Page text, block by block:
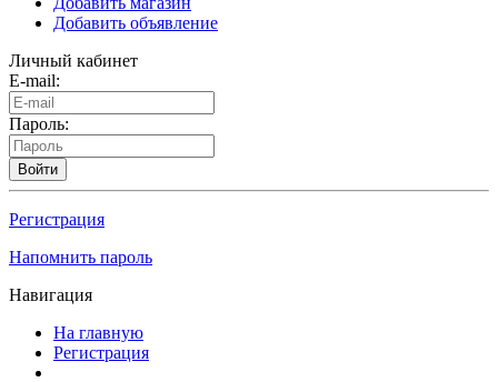
Добавить объявление
Личный кабинет
E-mail:
Пароль:
Войти
Регистрация
Напомнить пароль
Навигация
На главную
Регистрация